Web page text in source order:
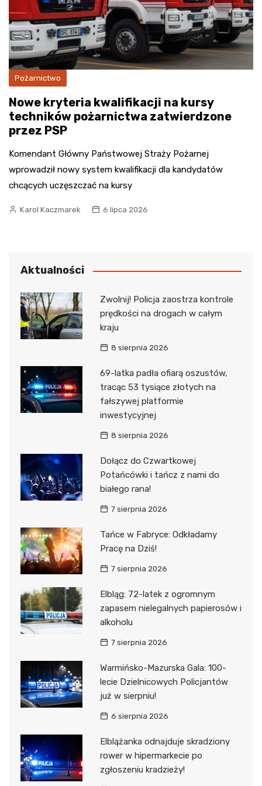
Pożarnictwo
Nowe kryteria kwalifikacji na kursy
techników pożarnictwa zatwierdzone
przez PSP
Komendant Główny Państwowej Straży Pożarnej
wprowadził nowy system kwalifikacji dla kandydatów
chcących uczęszczać na kursy
Karol Kaczmarek 6 lipca 2026
Aktualności
Zwolnij! Policja zaostrza kontrole
prędkości na drogach w całym
kraju
8 sierpnia 2026
69-latka padła ofiarą oszustów,
tracąc 53 tysiące złotych na
fałszywej platformie
inwestycyjnej
8 sierpnia 2026
Dołącz do Czwartkowej
Potańcówki i tańcz z nami do
białego rana!
7 sierpnia 2026
Tańce w Fabryce: Odkładamy
Pracę na Dziś!
7 sierpnia 2026
Elbląg: 72-latek z ogromnym
zapasem nielegalnych papierosów i
alkoholu
7 sierpnia 2026
Warmińsko-Mazurska Gala: 100-
lecie Dzielnicowych Policjantów
już w sierpniu!
6 sierpnia 2026
Elblążanka odnajduje skradziony
rower w hipermarkecie po
zgłoszeniu kradzieży!